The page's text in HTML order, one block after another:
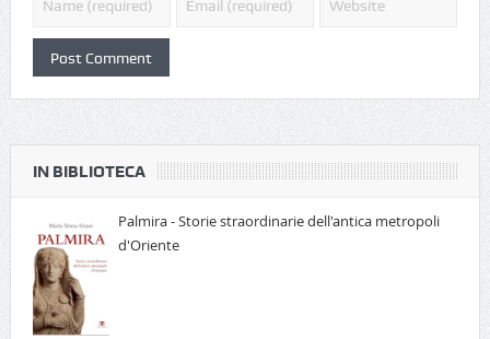
IN BIBLIOTECA
Palmira - Storie straordinarie dell'antica metropoli
d'Oriente